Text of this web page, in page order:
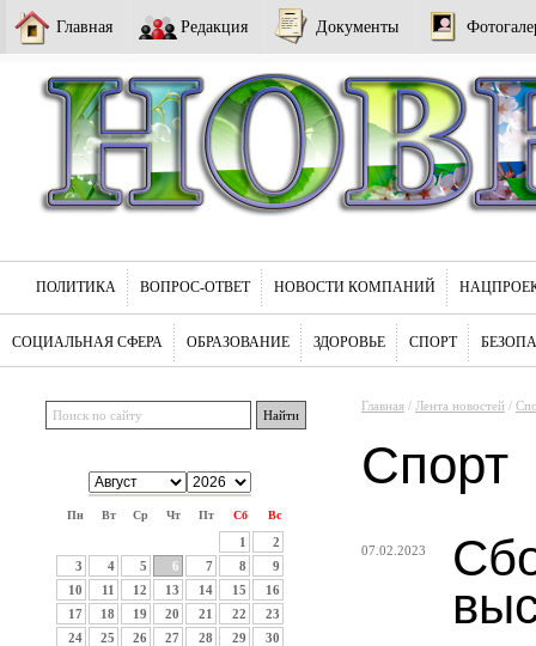
Главная Редакция Документы
ПОЛИТИКА ВОПРОС-ОТВЕТ НОВОСТИ КОМПАНИЙ
СОЦИАЛЬНАЯ СФЕРА ОБРАЗОВАНИЕ ЗДОРОВЬЕ СПОРТ
Пн Вт Ср Чт Пт Сб Вс
1
2
3
4 5 6 7 8
9
10
11 12 13 14 15
16
17
18 19 20 21 22
23
24
25 26 27 28 29
30
Главная / Лента новостей /
Спорт
07.02.2023